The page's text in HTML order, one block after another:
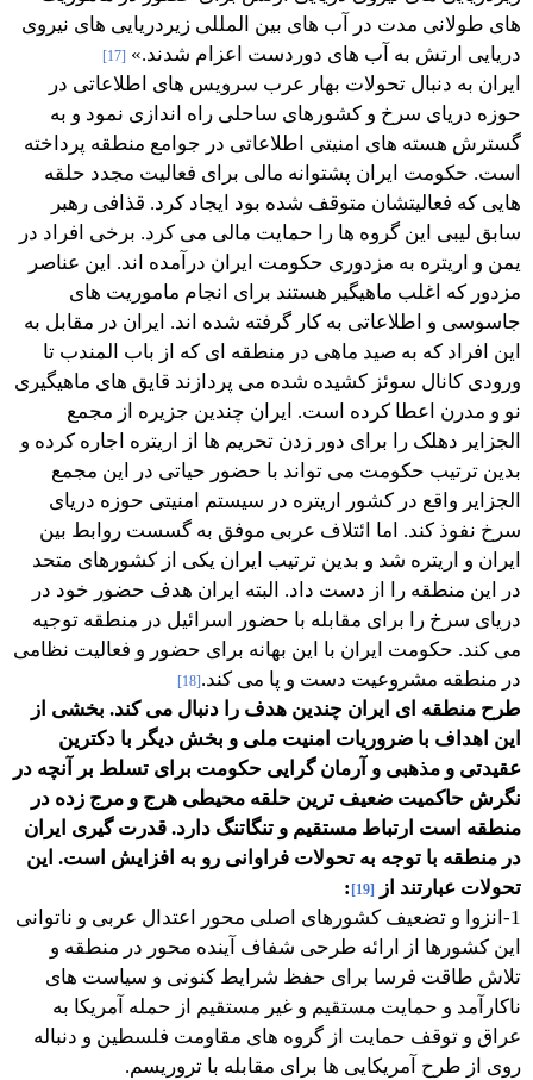
های طولانی مدت در آب های بین المللی زیردریایی های نیروی
دریایی ارتش به آب های دوردست اعزام شدند.» [17]
ایران به دنبال تحولات بهار عرب سرویس های اطلاعاتی در
حوزه دریای سرخ و کشورهای ساحلی راه اندازی نمود و به
گسترش هسته های امنیتی اطلاعاتی در جوامع منطقه پرداخته
است. حکومت ایران پشتوانه مالی برای فعالیت مجدد حلقه
هایی که فعالیتشان متوقف شده بود ایجاد کرد. قذافی رهبر
سابق لیبی این گروه ها را حمایت مالی می کرد. برخی افراد در
یمن و اریتره به مزدوری حکومت ایران درآمده اند. این عناصر
مزدور که اغلب ماهیگیر هستند برای انجام ماموریت های
جاسوسی و اطلاعاتی به کار گرفته شده اند. ایران در مقابل به
این افراد که به صید ماهی در منطقه ای که از باب المندب تا
ورودی کانال سوئز کشیده شده می پردازند قایق های ماهیگیری
نو و مدرن اعطا کرده است. ایران چندین جزیره از مجمع
الجزایر دهلک را برای دور زدن تحریم ها از اریتره اجاره کرده و
بدین ترتیب حکومت می تواند با حضور حیاتی در این مجمع
الجزایر واقع در کشور اریتره در سیستم امنیتی حوزه دریای
سرخ نفوذ کند. اما ائتلاف عربی موفق به گسست روابط بین
ایران و اریتره شد و بدین ترتیب ایران یکی از کشورهای متحد
در این منطقه را از دست داد. البته ایران هدف حضور خود در
دریای سرخ را برای مقابله با حضور اسرائیل در منطقه توجیه
می کند. حکومت ایران با این بهانه برای حضور و فعالیت نظامی
در منطقه مشروعیت دست و پا می کند. [18]
طرح منطقه ای ایران چندین هدف را دنبال می کند. بخشی از
این اهداف با ضروریات امنیت ملی و بخش دیگر با دکترین
عقیدتی و مذهبی و آرمان گرایی حکومت برای تسلط بر آنچه در
نگرش حاکمیت ضعیف ترین حلقه محیطی هرج و مرج زده در
منطقه است ارتباط مستقیم و تنگاتنگ دارد. قدرت گیری ایران
در منطقه با توجه به تحولات فراوانی رو به افزایش است. این
تحولات عبارتند از
[19]
:
1-انزوا و تضعیف کشورهای اصلی محور اعتدال عربی و ناتوانی
این کشورها از ارائه طرحی شفاف آینده محور در منطقه و
تلاش طاقت فرسا برای حفظ شرایط کنونی و سیاست های
ناکارآمد و حمایت مستقیم و غیر مستقیم از حمله آمریکا به
عراق و توقف حمایت از گروه های مقاومت فلسطین و دنباله
روی از طرح آمریکایی ها برای مقابله با تروریسم.